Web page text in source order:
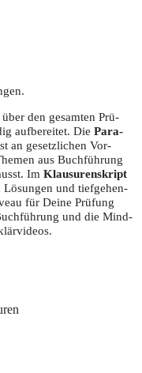
den gesam­ten Prü­
auf­be­rei­tet. Die Para­
an gesetz­li­chen Vor­
aus Buch­füh­rung
Im Klau­su­ren­skript
Lösun­gen und tief­ge­hen­
für Dei­ne Prü­fung
und die Mind­